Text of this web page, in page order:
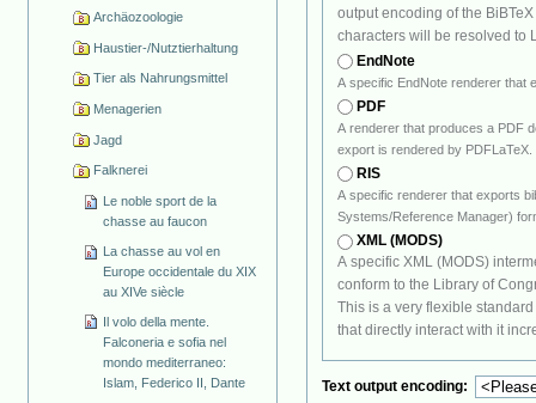
Archäozoologie
Haustier-/Nutztierhaltung
Tier als Nahrungsmittel
Menagerien
Jagd
Falknerei
Le noble sport de la
chasse au faucon
La chasse au vol en
Europe occidentale du XIX
au XIVe siècle
Il volo della mente.
Falconeria e sofia nel
mondo mediterraneo:
Islam, Federico II, Dante
output encoding of the BiBTeX
characters will be resolved to
EndNote
PDF
A renderer that produces a PDF
export is rendered by PDFLaTeX.
RIS
A specific renderer that exports
Systems/Reference Manager)
XML (MODS)
A specific XML (MODS)
conform to the Library of Congress's Metadata Object Description Schema (MODS).
This is a very flexible standard that should prove quite useful as the number of
that directly interact with it
Text output encoding: